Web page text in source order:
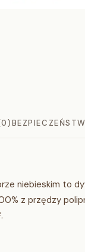
niebieskim to
z przędzy